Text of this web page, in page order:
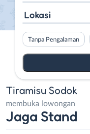
Lokasi
Tanpa Pengalaman
Tiramisu Sodok
membuka lowongan
Jaga Stand